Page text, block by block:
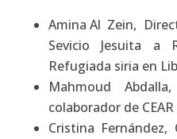
Amina Al Zein,
Sevicio Jesuita a
Refugiada siria en
Mahmoud
colaborador de CEAR
Cristina Fernández,